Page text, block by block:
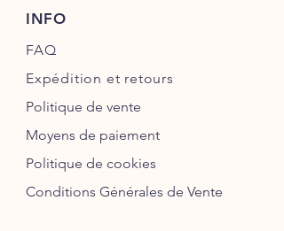
INFO
FAQ
Expédition et retours
Politique de vente
Moyens de paiement
Politique de cookies
Conditions Générales de Vente